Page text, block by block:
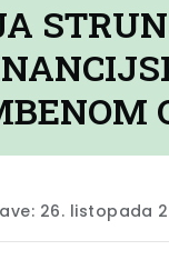
26. listopada